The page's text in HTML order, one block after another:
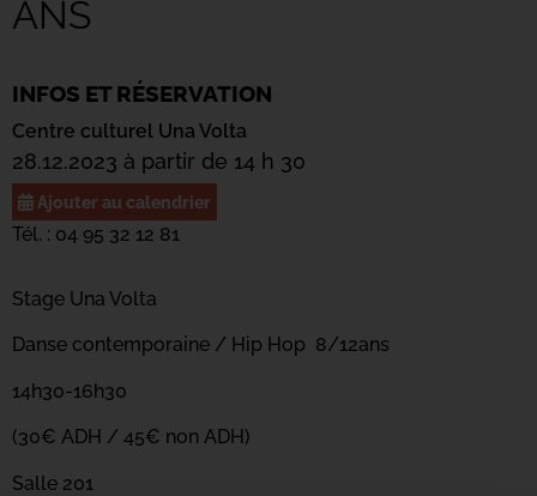
ANS
INFOS ET RÉSERVATION
Centre culturel Una Volta
28.12.2023 à partir de 14 h 30
Ajouter au calendrier
Tél. : 04 95 32 12 81
Stage Una Volta
Danse contemporaine / Hip Hop 8/12ans
14h30-16h30
(30€ ADH / 45€ non ADH)
Salle 201